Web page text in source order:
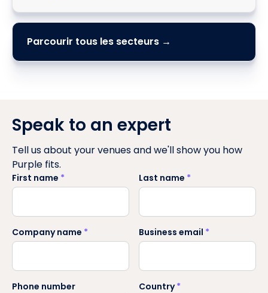
Parcourir tous les secteurs →
Speak to an expert
Tell us about your venues and we'll show you how
Purple fits.
First name * Last name *
Company name * Business email *
Phone number Country*